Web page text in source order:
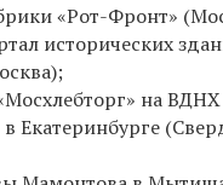
«Рот-Фронт»
исторических
на
Екатеринбурге